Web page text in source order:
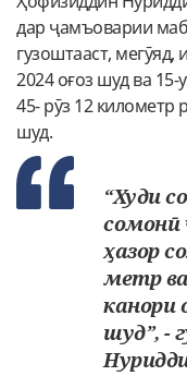
дар ҷамъоварии
гузоштааст,
2024 оғоз шуд ва
45- рӯз 12 километр
шуд.
“Худи
сомонӣ
ҳазор
метр
канори
шуд”, -